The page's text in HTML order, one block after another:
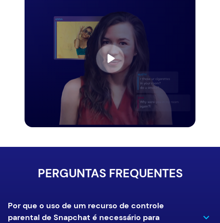
PERGUNTAS FREQUENTES
Por que o uso de um recurso de controle
parental de Snapchat é necessário para